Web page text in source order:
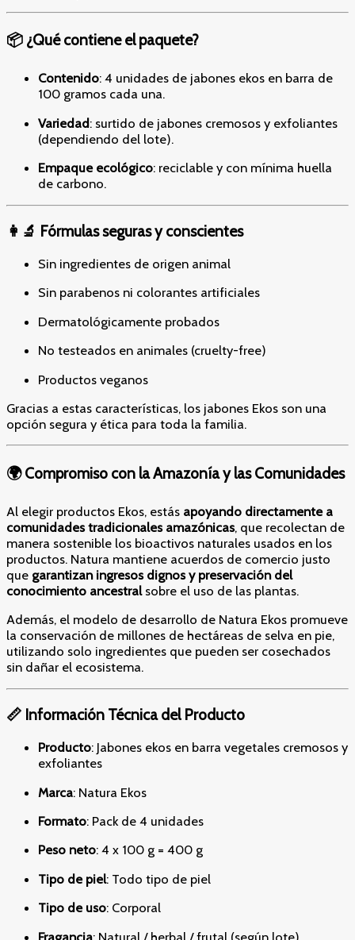
📦 ¿Qué contiene el paquete?
Contenido: 4 unidades de jabones ekos en barra de
100 gramos cada una.
Variedad: surtido de jabones cremosos y exfoliantes
(dependiendo del lote).
Empaque ecológico: reciclable y con mínima huella
de carbono.
👩‍🔬 Fórmulas seguras y conscientes
Sin ingredientes de origen animal
Sin parabenos ni colorantes artificiales
Dermatológicamente probados
No testeados en animales (cruelty-free)
Productos veganos
Gracias a estas características, los jabones Ekos son una
opción segura y ética para toda la familia.
🌍 Compromiso con la Amazonía y las Comunidades
Al elegir productos Ekos, estás apoyando directamente a
comunidades tradicionales amazónicas, que recolectan de
manera sostenible los bioactivos naturales usados en los
productos. Natura mantiene acuerdos de comercio justo
que garantizan ingresos dignos y preservación del
conocimiento ancestralsobre el uso de las plantas.
Además, el modelo de desarrollo de Natura Ekos promueve
la conservación de millones de hectáreas de selva en pie,
utilizando solo ingredientes que pueden ser cosechados
sin dañar el ecosistema.
📏 Información Técnica del Producto
Producto: Jabones ekos en barra vegetales cremosos y
exfoliantes
Marca: Natura Ekos
Formato: Pack de 4 unidades
Peso neto: 4 x 100 g = 400 g
Tipo de piel: Todo tipo de piel
Tipo de uso: Corporal
Fragancia: Natural / herbal / frutal (según lote)